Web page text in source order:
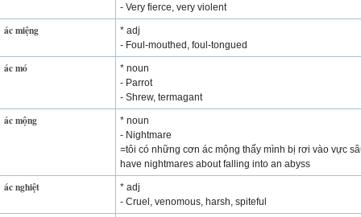
- Very fierce, very violent
ác miệng
* adj
- Foul-mouthed, foul-tongued
ác mó
* noun
- Parrot
- Shrew, termagant
ác mộng
* noun
- Nightmare
=tôi có những cơn ác mộng thấy mình bị rơi vào vực
have nightmares about falling into an abyss
ác nghiệt
* adj
- Cruel, venomous, harsh, spiteful